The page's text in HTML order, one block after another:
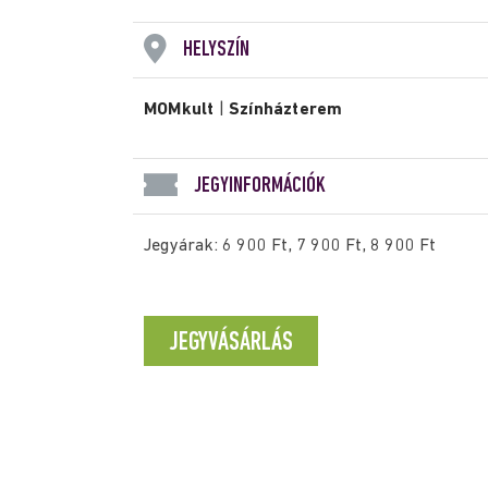
HELYSZÍN
MOMkult |Színházterem
JEGYINFORMÁCIÓK
Jegyárak: 6 900 Ft, 7 900 Ft, 8 900 Ft
JEGYVÁSÁRLÁS